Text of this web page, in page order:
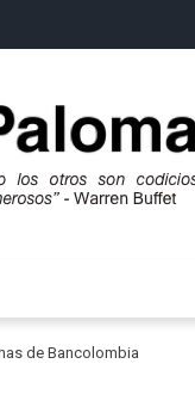
de Bancolombia